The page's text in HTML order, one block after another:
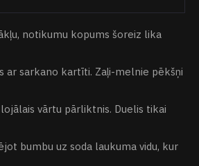
notikumu kopums šoreiz lika
ar sarkano kartīti. Zaļi-melnie pēkšņi
vārtu pārliktnis. Duelis tikai
bumbu uz soda laukuma vidu, kur